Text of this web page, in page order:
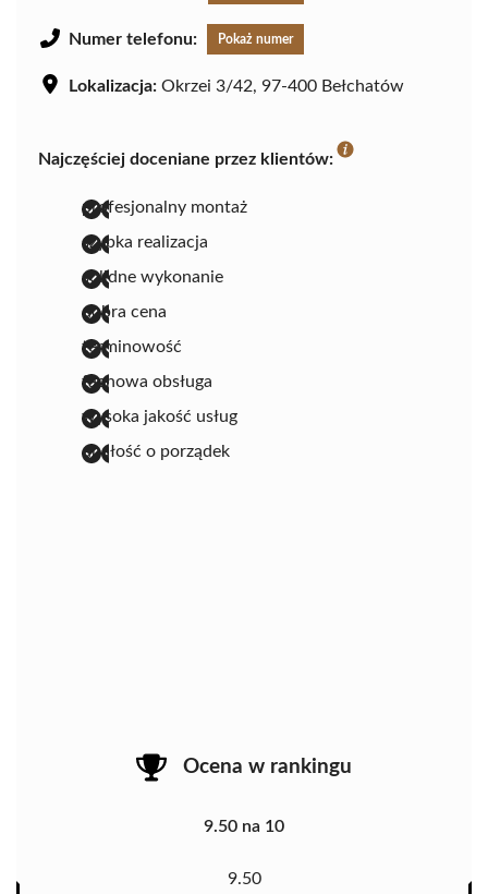
Numer telefonu: Pokaż numer
Lokalizacja: Okrzei 3/42, 97-400 Bełchatów
Najczęściej doceniane przez klientów:
profesjonalny montaż
szybka realizacja
solidne wykonanie
dobra cena
terminowość
fachowa obsługa
wysoka jakość usług
dbałość o porządek
Ocena w rankingu
9.50 na 10
9.50